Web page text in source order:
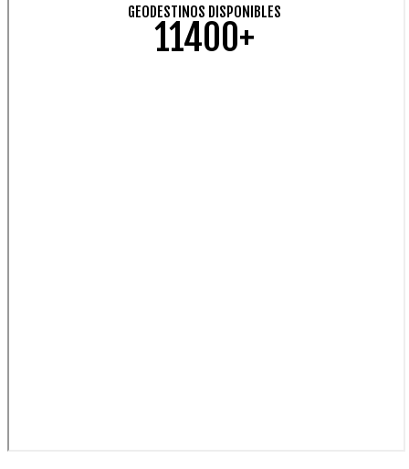
GEODESTINOS DISPONIBLES
11400+